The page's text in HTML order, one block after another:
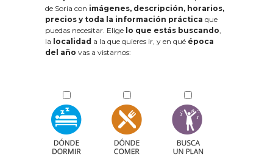
de Soria con imágenes, descripción, horarios,
precios y toda la información práctica que
puedas necesitar. Elige lo que estás buscando,
la localidad a la que quieres ir, y en qué época
del año vas a vistarnos: